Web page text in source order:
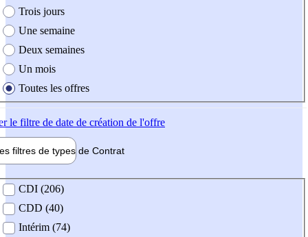
Trois jours
Une semaine
Deux semaines
Un mois
Toutes les offres
le filtre de date de création de l'offre
filtres de types de Contrat
contrat
CDI (206)
CDD (40)
Intérim (74)